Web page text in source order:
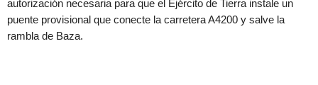
autorización necesaria para que el Ejército de Tierra instale un
puente provisional que conecte la carretera A4200 y salve la
rambla de Baza.